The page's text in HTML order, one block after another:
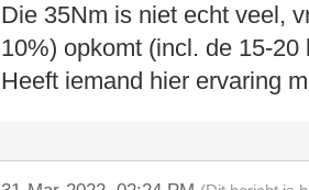
Die 35Nm is niet echt veel,
10%) opkomt (incl. de 15-20
Heeft iemand hier ervaring